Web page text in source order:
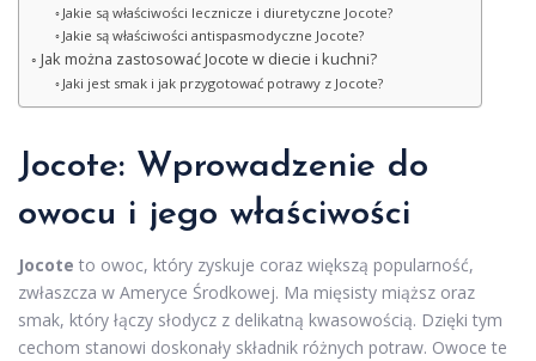
Jakie są właściwości lecznicze i diuretyczne Jocote?
Jakie są właściwości antispasmodyczne Jocote?
Jak można zastosować Jocote w diecie i kuchni?
Jaki jest smak i jak przygotować potrawy z Jocote?
Jocote: Wprowadzenie do
owocu i jego właściwości
Jocote to owoc, który zyskuje coraz większą popularność,
zwłaszcza w Ameryce Środkowej. Ma mięsisty miąższ oraz
smak, który łączy słodycz z delikatną kwasowością. Dzięki tym
cechom stanowi doskonały składnik różnych potraw. Owoce te